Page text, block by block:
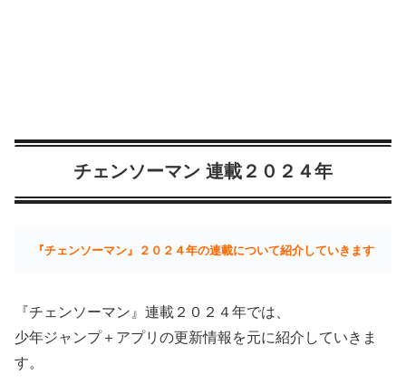
チェンソーマン 連載２０２４年
『チェンソーマン』２０２４年の連載について紹介していきます
『チェンソーマン』連載２０２４年では、
少年ジャンプ＋アプリの更新情報を元に紹介していきま
す。